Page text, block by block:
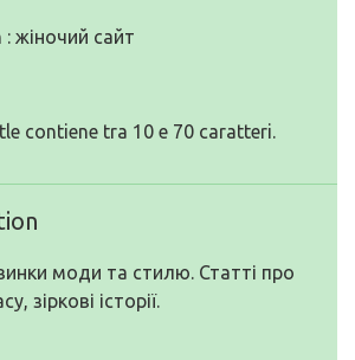
жіночий сайт
contiene tra 10 e 70 caratteri.
моди та стилю. Статті про
зіркові історії.